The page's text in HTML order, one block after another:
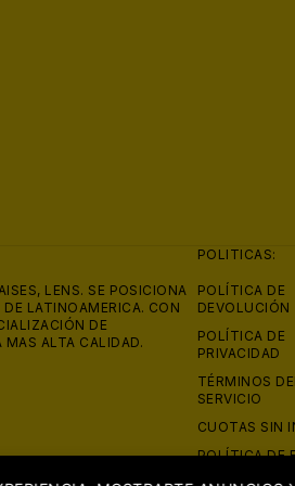
LENS. SE POSICIONA
LATINOAMERICA. CON
DE
MAS ALTA CALIDAD.
POLITICAS:
POLÍTICA DE
DEVOLUCIÓN
POLÍTICA DE
PRIVACIDAD
TÉRMINOS
SERVICIO
CUOTAS SIN
POLÍTICA DE